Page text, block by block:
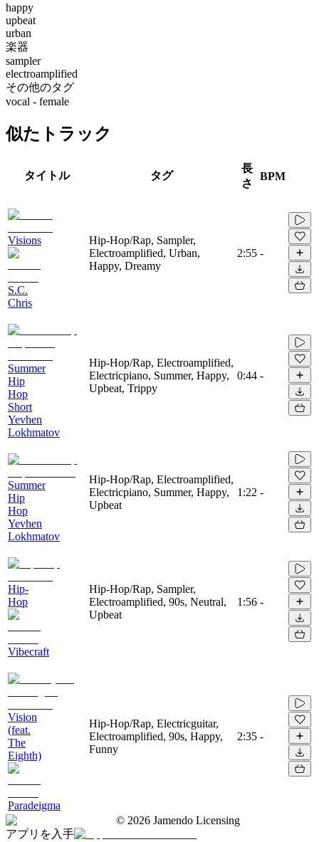
happy
upbeat
urban
楽器
sampler
electroamplified
その他のタグ
vocal - female
似たトラック
タイトル タグ
長
さ
BPM
Visions
S.C.
Chris
Hip-Hop/Rap, Sampler,
Electroamplified, Urban,
Happy, Dreamy
2:55 -
Summer
Hip
Hop
Short
Yevhen
Lokhmatov
Hip-Hop/Rap, Electroamplified,
Electricpiano, Summer, Happy,
Upbeat, Trippy
0:44 -
Summer
Hip
Hop
Yevhen
Lokhmatov
Hip-Hop/Rap, Electroamplified,
Electricpiano, Summer, Happy,
Upbeat
1:22 -
Hip-
Hop
Vibecraft
Hip-Hop/Rap, Sampler,
Electroamplified, 90s, Neutral,
Upbeat
1:56 -
Vision
(feat.
The
Eighth)
Paradeigma
Hip-Hop/Rap, Electricguitar,
Electroamplified, 90s, Happy,
Funny
2:35 -
© 2026 Jamendo Licensing
アプリを入手